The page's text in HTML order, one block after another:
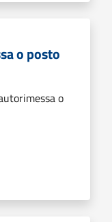
o posto
o